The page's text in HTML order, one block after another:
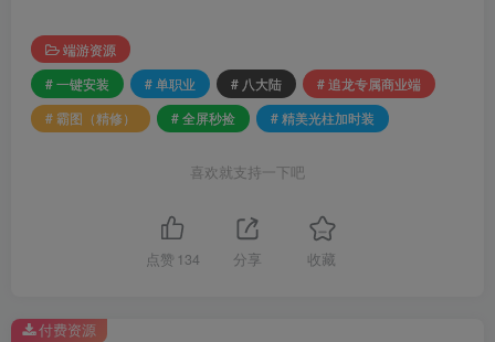
端游资源
# 一键安装
# 单职业 # 八大陆
# 追龙专属商业端
# 霸图（精修）
# 全屏秒捡 # 精美光柱加时装
喜欢就支持一下吧
点赞 134 分享 收藏
付费资源